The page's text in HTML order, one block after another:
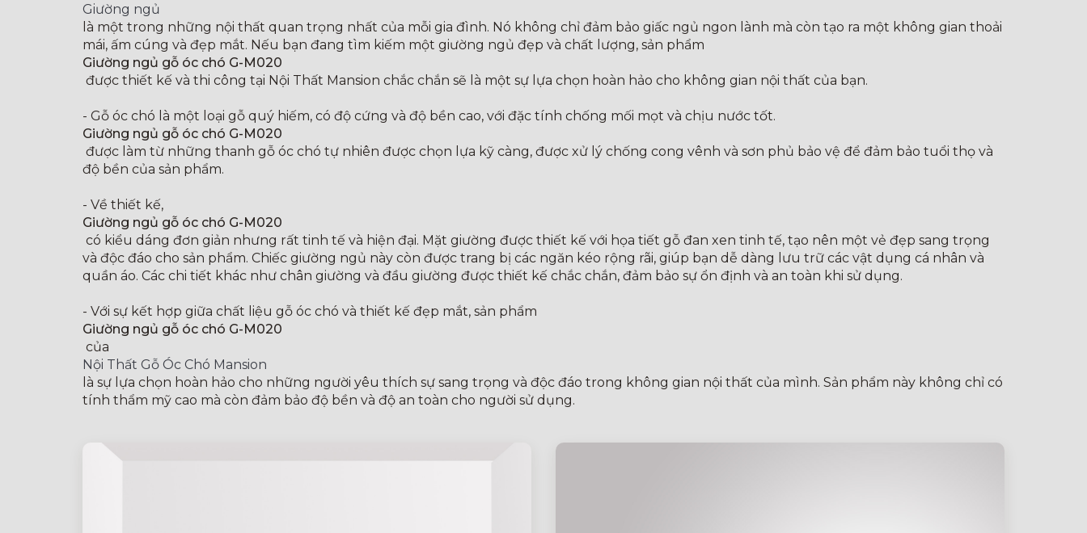
Giường ngủ
là một trong những nội thất quan trọng nhất của mỗi gia đình. Nó không chỉ đảm bảo giấc ngủ ngon lành mà còn tạo ra một không gian thoải
mái, ấm cúng và đẹp mắt. Nếu bạn đang tìm kiếm một giường ngủ đẹp và chất lượng, sản phẩm
Giường ngủ gỗ óc chó G-M020
được thiết kế và thi công tại Nội Thất Mansion chắc chắn sẽ là một sự lựa chọn hoàn hảo cho không gian nội thất của bạn.
- Gỗ óc chó là một loại gỗ quý hiếm, có độ cứng và độ bền cao, với đặc tính chống mối mọt và chịu nước tốt.
Giường ngủ gỗ óc chó G-M020
được làm từ những thanh gỗ óc chó tự nhiên được chọn lựa kỹ càng, được xử lý chống cong vênh và sơn phủ bảo vệ để đảm bảo tuổi thọ và
độ bền của sản phẩm.
- Về thiết kế,
Giường ngủ gỗ óc chó G-M020
có kiểu dáng đơn giản nhưng rất tinh tế và hiện đại. Mặt giường được thiết kế với họa tiết gỗ đan xen tinh tế, tạo nên một vẻ đẹp sang trọng
và độc đáo cho sản phẩm. Chiếc giường ngủ này còn được trang bị các ngăn kéo rộng rãi, giúp bạn dễ dàng lưu trữ các vật dụng cá nhân và
quần áo. Các chi tiết khác như chân giường và đầu giường được thiết kế chắc chắn, đảm bảo sự ổn định và an toàn khi sử dụng.
- Với sự kết hợp giữa chất liệu gỗ óc chó và thiết kế đẹp mắt, sản phẩm
Giường ngủ gỗ óc chó G-M020
của
Nội Thất Gỗ Óc Chó Mansion
là sự lựa chọn hoàn hảo cho những người yêu thích sự sang trọng và độc đáo trong không gian nội thất của mình. Sản phẩm này không chỉ có
tính thẩm mỹ cao mà còn đảm bảo độ bền và độ an toàn cho người sử dụng.